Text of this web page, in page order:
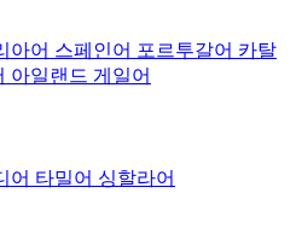
아어 스페인어 포르투갈어 카탈
아일랜드 게일어
어 타밀어 싱할라어